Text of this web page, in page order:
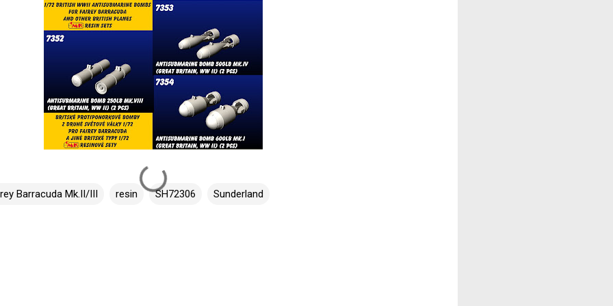
Barracuda Mk.II/III resin SH72306 Sunderland